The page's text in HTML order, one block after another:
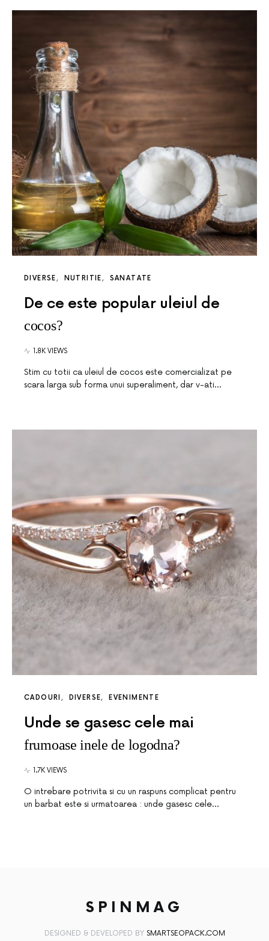
DIVERSE NUTRITIE SANATATE
De ce este popular uleiul de
cocos?
1.8K VIEWS
Stim cu totii ca uleiul de cocos este comercializat pe
scara larga sub forma unui superaliment, dar v-ati…
CADOURI DIVERSE EVENIMENTE
Unde se gasesc cele mai
frumoase inele de logodna?
1.7K VIEWS
O intrebare potrivita si cu un raspuns complicat pentru
un barbat este si urmatoarea : unde gasesc cele…
SPINMAG
DESIGNED & DEVELOPED BY SMARTSEOPACK.COM